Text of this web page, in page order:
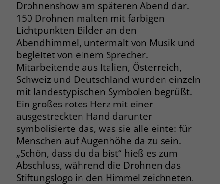
Drohnenshow am späteren Abend dar.
150 Drohnen malten mit farbigen
Lichtpunkten Bilder an den
Abendhimmel, untermalt von Musik und
begleitet von einem Sprecher.
Mitarbeitende aus Italien, Österreich,
Schweiz und Deutschland wurden einzeln
mit landestypischen Symbolen begrüßt.
Ein großes rotes Herz mit einer
ausgestreckten Hand darunter
symbolisierte das, was sie alle einte: für
Menschen auf Augenhöhe da zu sein.
„Schön, dass du da bist“ hieß es zum
Abschluss, während die Drohnen das
Stiftungslogo in den Himmel zeichneten.